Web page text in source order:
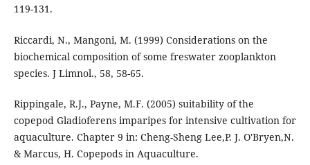
119-131.
Riccardi, N., Mangoni, M. (1999) Considerations on the
biochemical composition of some freswater zooplankton
species. J Limnol., 58, 58-65.
Rippingale, R.J., Payne, M.F. (2005) suitability of the
copepod Gladioferens imparipes for intensive cultivation for
aquaculture. Chapter 9 in: Cheng-Sheng Lee,P. J. O'Bryen,N.
& Marcus, H. Copepods in Aquaculture.